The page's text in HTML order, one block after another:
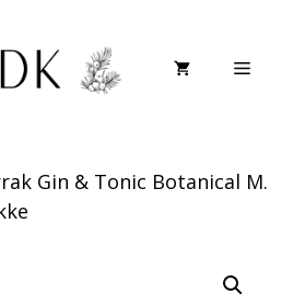
Menu
Gin & Tonic Botanical M.